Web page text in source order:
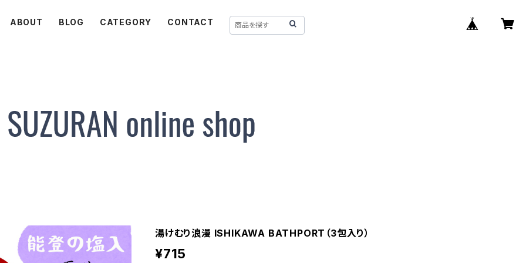
ABOUT BLOG CATEGORY CONTACT
湯けむり浪漫 ISHIKAWA BATHPORT（3包入り）
¥715